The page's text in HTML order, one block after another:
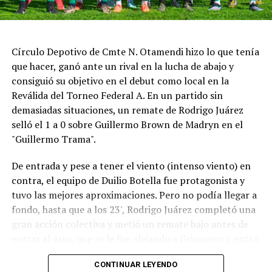
Ciarrocchi se adueñó de la punta, seguido por Ponce de
León y Morillo. A quince minutos del final, Ciarrocchi
autor de la pole position, marchaba sexto y Matías Rossi
séptimo.
Poco después los comisarios deportivos abrieron una
investigación por un posible arranque en falso de
Ciarrocchi y finalmente le aplicaron una penalización de
pase y siga por boxes.
La sanción cambió el desarrollo de la final: cuando
Ciarrocchi ingresó a cumplirla, Ponce de León heredó la
punta, con Vivian segundo y Morillo tercero. En los
minutos finales, Vivian recuperó terreno y arribó a la
última vuelta prácticamente pegado al vehículo del
En una definición ajustada, Ponce de León aguantó la
Círculo Depotivo de Cmte N. Otamendi hizo lo que tenía
que hacer, ganó ante un rival en la lucha de abajo y
consiguió su objetivo en el debut como local en la
Reválida del Torneo Federal A. En un partido sin
demasiadas situaciones, un remate de Rodrigo Juárez
selló el 1 a 0 sobre Guillermo Brown de Madryn en el
"Guillermo Trama".
De entrada y pese a tener el viento (intenso viento) en
contra, el equipo de Duilio Botella fue protagonista y
tuvo las mejores aproximaciones. Pero no podía llegar a
fondo, hasta que a los 23', Rodrigo Juárez completó una
gran acción colectiva y metió un remate bajo antes de
contra la base del caño izquierdo.
CONTINUAR LEYENDO